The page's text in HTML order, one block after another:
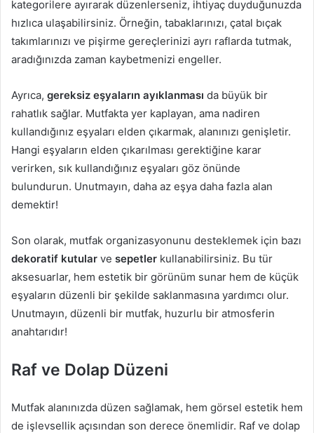
kategorilere ayırarak düzenlerseniz, ihtiyaç duyduğunuzda
hızlıca ulaşabilirsiniz. Örneğin, tabaklarınızı, çatal bıçak
takımlarınızı ve pişirme gereçlerinizi ayrı raflarda tutmak,
aradığınızda zaman kaybetmenizi engeller.
Ayrıca, gereksiz eşyaların ayıklanması da büyük bir
rahatlık sağlar. Mutfakta yer kaplayan, ama nadiren
kullandığınız eşyaları elden çıkarmak, alanınızı genişletir.
Hangi eşyaların elden çıkarılması gerektiğine karar
verirken, sık kullandığınız eşyaları göz önünde
bulundurun. Unutmayın, daha az eşya daha fazla alan
demektir!
Son olarak, mutfak organizasyonunu desteklemek için bazı
dekoratif kutular ve sepetler kullanabilirsiniz. Bu tür
aksesuarlar, hem estetik bir görünüm sunar hem de küçük
eşyaların düzenli bir şekilde saklanmasına yardımcı olur.
Unutmayın, düzenli bir mutfak, huzurlu bir atmosferin
anahtarıdır!
Raf ve Dolap Düzeni
Mutfak alanınızda düzen sağlamak, hem görsel estetik hem
de işlevsellik açısından son derece önemlidir. Raf ve dolap